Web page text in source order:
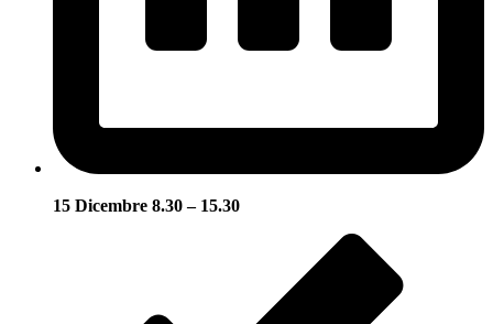
15 Dicembre 8.30 – 15.30